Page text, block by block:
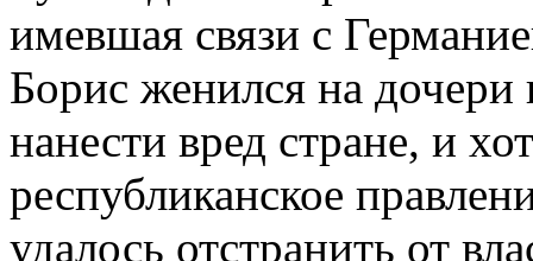
имевшая связи с
Борис женился на дочери
нанести вред стране, и
республиканское
удалось отстранить от